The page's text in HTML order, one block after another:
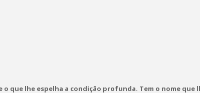
o que lhe espelha a condição profunda. Tem o nome